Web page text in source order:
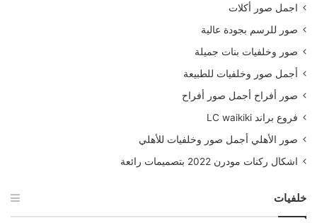
اجمل صور أكلات
صور للرسم بجودة عالية
صور وخلفيات بنات جميلة
أجمل صور وخلفيات للطبيعة
صور أفراح أجمل صور أفراح
فروع براند LC waikiki
صور الأهلي أجمل صور وخلفيات للأهلي
اشكال ركنات مودرن 2022 بتصميمات رائعة
خلفيات